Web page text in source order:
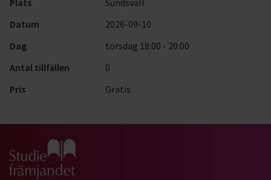
Plats
Sundsvall
Datum
2026-09-10
Dag
torsdag 18:00 - 20:00
Antal tillfällen
0
Pris
Gratis
Gå till studiefrämjandets startsida